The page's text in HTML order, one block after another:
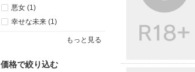
悪女 (1)
幸せな未来 (1)
もっと見る
価格で絞り込む